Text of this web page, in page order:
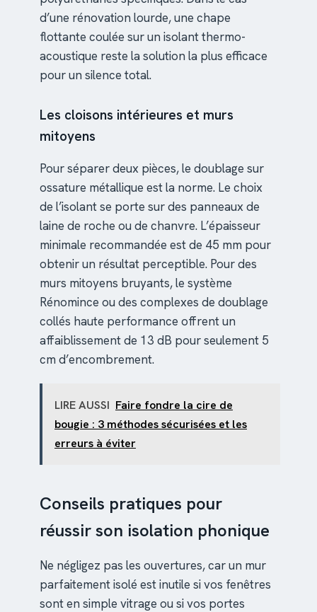
d’une rénovation lourde, une chape
flottante coulée sur un isolant thermo-
acoustique reste la solution la plus efficace
pour un silence total.
Les cloisons intérieures et murs
mitoyens
Pour séparer deux pièces, le doublage sur
ossature métallique est la norme. Le choix
de l’isolant se porte sur des panneaux de
laine de roche ou de chanvre. L’épaisseur
minimale recommandée est de 45 mm pour
obtenir un résultat perceptible. Pour des
murs mitoyens bruyants, le système
Rénomince ou des complexes de doublage
collés haute performance offrent un
affaiblissement de 13 dB pour seulement 5
cm d’encombrement.
LIRE AUSSI Faire fondre la cire de
bougie : 3 méthodes sécurisées et les
erreurs à éviter
Conseils pratiques pour
réussir son isolation phonique
Ne négligez pas les ouvertures, car un mur
parfaitement isolé est inutile si vos fenêtres
sont en simple vitrage ou si vos portes